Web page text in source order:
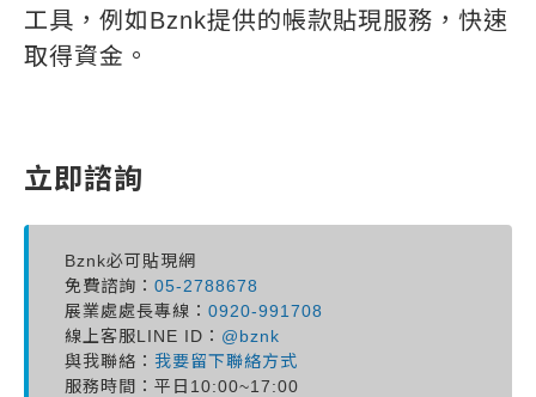
工具，例如Bznk提供的帳款貼現服務，快速
取得資金。
立即諮詢
Bznk必可貼現網
免費諮詢： 05-2788678
展業處處長專線： 0920-991708
線上客服LINE ID： @bznk
與我聯絡： 我要留下聯絡方式
服務時間：平日10:00~17:00